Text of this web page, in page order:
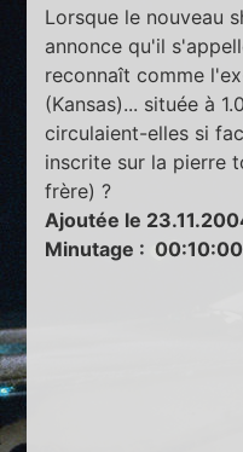
Lorsque le nouveau
annonce qu'il
reconnaît comme
(Kansas)... située à
circulaient-elles si
inscrite sur la pierre
frère) ?
Ajoutée le
Minutage : 00:10:00